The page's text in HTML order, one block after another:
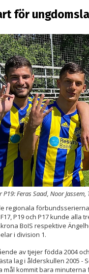
för
Feras Saad, Noor
regionala
F17, P19 och P17 kunde
BoIS respektive
i division 1.
av tjejer födda 2004
lag i ålderskullen 2005 -
mål kommit bara